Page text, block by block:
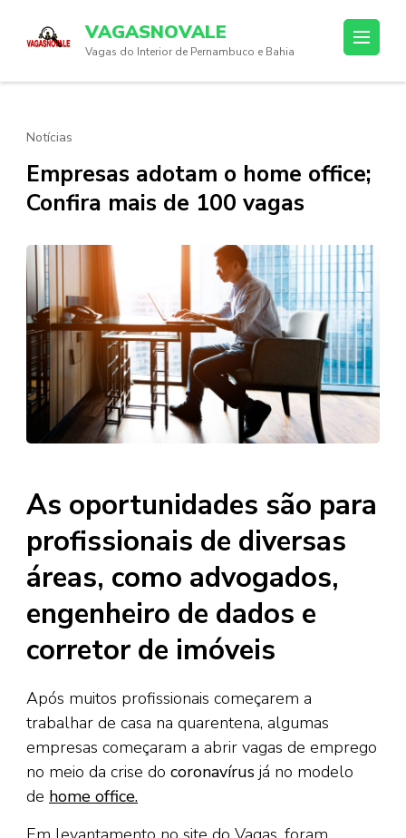
(Press
VAGASNOVALE
Vagas do Interior de Pernambuco e Bahia
Notícias
Empresas adotam o home office;
Confira mais de 100 vagas
As oportunidades são para
profissionais de diversas
áreas, como advogados,
engenheiro de dados e
corretor de imóveis
Após muitos profissionais começarem a
trabalhar de casa na quarentena, algumas
empresas começaram a abrir vagas de emprego
no meio da crise do coronavírus já no modelo
de home office.